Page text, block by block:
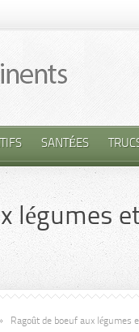
SANTÉES
légumes
Ragoût de boeuf aux légumes